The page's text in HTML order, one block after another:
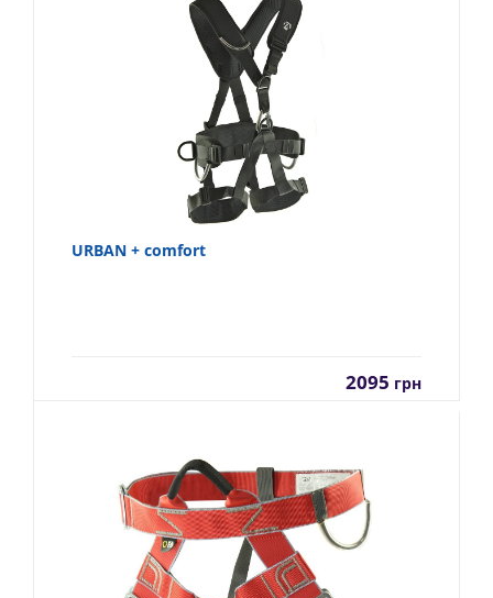
URBAN + comfort
2095 грн